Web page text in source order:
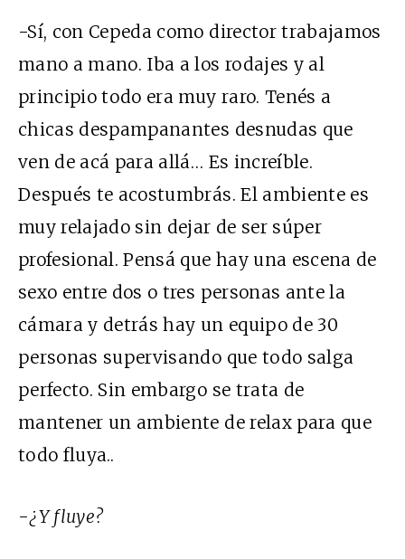
-Sí, con Cepeda como director trabajamos
mano a mano. Iba a los rodajes y al
principio todo era muy raro. Tenés a
chicas despampanantes desnudas que
ven de acá para allá… Es increíble.
Después te acostumbrás. El ambiente es
muy relajado sin dejar de ser súper
profesional. Pensá que hay una escena de
sexo entre dos o tres personas ante la
cámara y detrás hay un equipo de 30
personas supervisando que todo salga
perfecto. Sin embargo se trata de
mantener un ambiente de relax para que
todo fluya..
-¿Y fluye?